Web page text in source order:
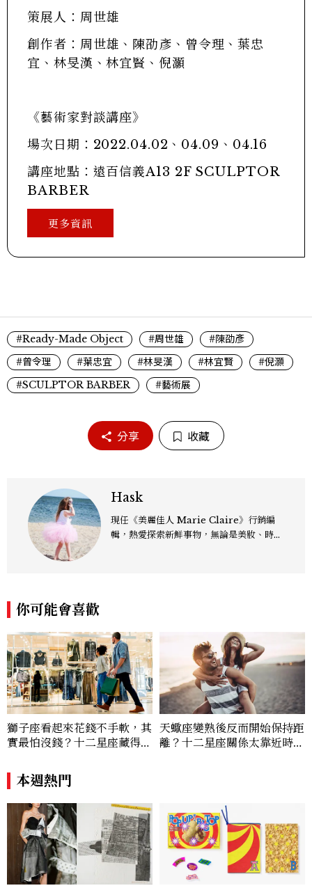
策展人：周世雄
創作者：周世雄、陳劭彥、曾令理、葉忠
宜、林旻漢、林宜賢、倪灝
《藝術家對談講座》
場次日期：2022.04.02、04.09、04.16
講座地點：遠百信義A13 2F SCULPTOR
BARBER
更多資訊
#Ready-Made Object #周世雄
#陳劭彥
#曾令理
#葉忠宜 #林旻漢 #林宜賢
#倪灝
#SCULPTOR BARBER
#藝術展
分享 收藏
Hask
現任《美麗佳人 Marie Claire》行銷編
輯，熱愛探索新鮮事物，無論是美妝、時
你可能會喜歡
獅子座看起來花錢不手軟，其
實最怕沒錢？十二星座藏得最
價半天，最後卻買最貴的
天蠍座變熟後反而開始保持距
離？十二星座關係太靠近時最
本週熱門